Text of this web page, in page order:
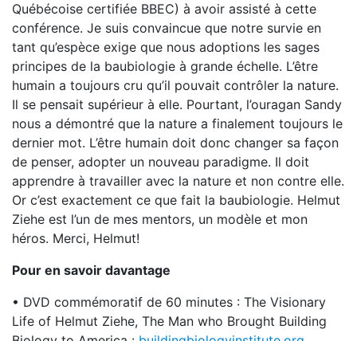
Québécoise certifiée BBEC) à avoir assisté à cette
conférence. Je suis convaincue que notre survie en
tant qu’espèce exige que nous adoptions les sages
principes de la baubiologie à grande échelle. L’être
humain a toujours cru qu’il pouvait contrôler la nature.
Il se pensait supérieur à elle. Pourtant, l’ouragan Sandy
nous a démontré que la nature a finalement toujours le
dernier mot. L’être humain doit donc changer sa façon
de penser, adopter un nouveau paradigme. Il doit
apprendre à travailler avec la nature et non contre elle.
Or c’est exactement ce que fait la baubiologie. Helmut
Ziehe est l’un de mes mentors, un modèle et mon
héros. Merci, Helmut!
Pour en savoir davantage
• DVD commémoratif de 60 minutes : The Visionary
Life of Helmut Ziehe, The Man who Brought Building